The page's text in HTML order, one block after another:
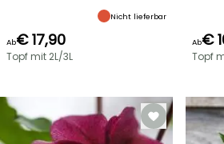
Nicht lieferbar
Ab€ 17,90
Topf mit 2L/3L
Ab€
Topf